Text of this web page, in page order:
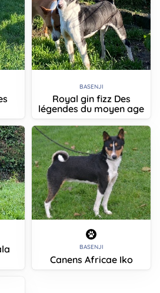
BASENJI
Royal gin fizz Des
légendes du moyen age
BASENJI
Canens Africae Iko